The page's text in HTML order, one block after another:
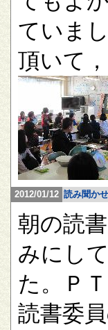
ていま
頂いて
2012/01/12 読み聞か
朝の読
みにし
た。Ｐ
読書委